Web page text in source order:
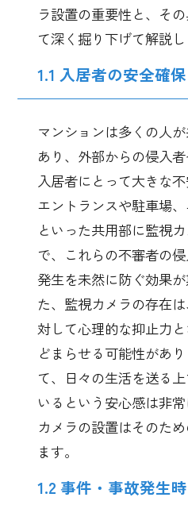
ラ設置の重要性と、そ
て深く掘り下げて解説し
1.1 入居者の安全確
マンションは多くの人
あり、外部からの侵入者
入居者にとって大きな不
エントランスや駐車場
といった共用部に監視
で、これらの不審者の
発生を未然に防ぐ効果
た、監視カメラの存在
対して心理的な抑止力
どまらせる可能性があ
て、日々の生活を送る
いるという安心感は非
カメラの設置はそのた
ます。
1.2 事件・事故発生